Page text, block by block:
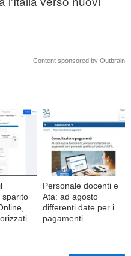
Content sponsored by Outbrain
sparito
Personale docenti e
Ata: ad agosto
differenti date per i
pagamenti